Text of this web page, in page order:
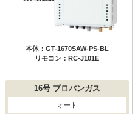
本体：GT-1670SAW-PS-BL
リモコン：RC-J101E
16号プロパンガス
オート